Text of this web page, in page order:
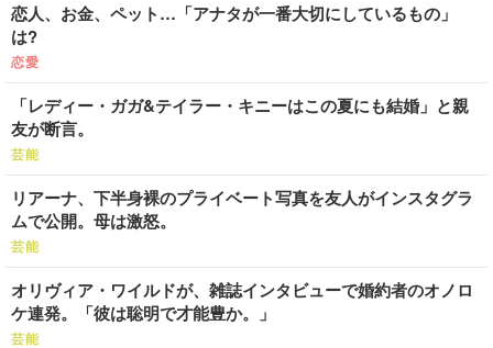
恋人、お金、ペット…「アナタが一番大切にしているもの」
は?
恋愛
「レディー・ガガ&テイラー・キニーはこの夏にも結婚」と親
友が断言。
芸能
リアーナ、下半身裸のプライベート写真を友人がインスタグラ
ムで公開。母は激怒。
芸能
オリヴィア・ワイルドが、雑誌インタビューで婚約者のオノロ
ケ連発。「彼は聡明で才能豊か。」
芸能